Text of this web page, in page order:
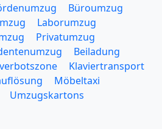
Büroumzug
Laborumzug
Privatumzug
Beiladung
Klaviertransport
Möbeltaxi
Umzugskartons